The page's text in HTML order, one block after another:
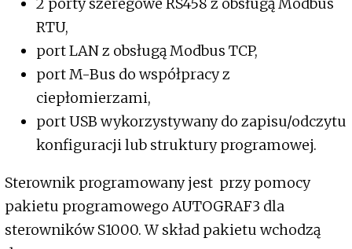
RTU,
port LAN z obsługą Modbus TCP,
port M-Bus do współpracy z
ciepłomierzami,
port USB wykorzystywany do zapisu/odczytu
konfiguracji lub struktury programowej.
Sterownik programowany jest przy pomocy
pakietu programowego AUTOGRAF3 dla
sterowników S1000. W skład pakietu wchodzą